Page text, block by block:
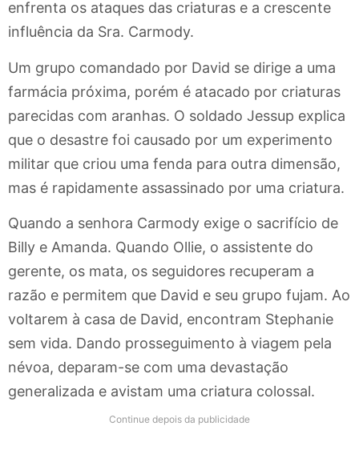
enfrenta os ataques das criaturas e a crescente
influência da Sra. Carmody.
Um grupo comandado por David se dirige a uma
farmácia próxima, porém é atacado por criaturas
parecidas com aranhas. O soldado Jessup explica
que o desastre foi causado por um experimento
militar que criou uma fenda para outra dimensão,
mas é rapidamente assassinado por uma criatura.
Quando a senhora Carmody exige o sacrifício de
Billy e Amanda. Quando Ollie, o assistente do
gerente, os mata, os seguidores recuperam a
razão e permitem que David e seu grupo fujam. Ao
voltarem à casa de David, encontram Stephanie
sem vida. Dando prosseguimento à viagem pela
névoa, deparam-se com uma devastação
generalizada e avistam uma criatura colossal.
Continue depois da publicidade